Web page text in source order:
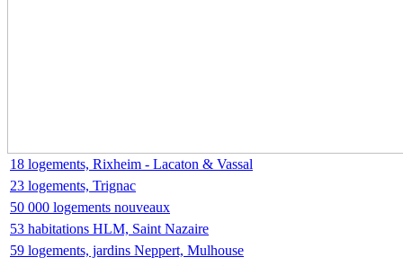
18 logements, Rixheim - Lacaton & Vassal
23 logements, Trignac
50 000 logements nouveaux
53 habitations HLM, Saint Nazaire
59 logements, jardins Neppert, Mulhouse